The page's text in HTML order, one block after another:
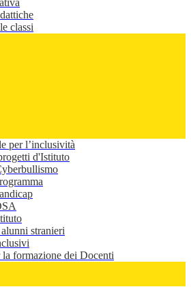
classi
per l’inclusività
d'Istituto
stranieri
formazione dei Docenti